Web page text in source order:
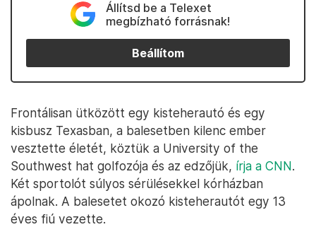
Állítsd be a Telexet
megbízható forrásnak!
Beállítom
Frontálisan ütközött egy kisteherautó és egy
kisbusz Texasban, a balesetben kilenc ember
vesztette életét, köztük a University of the
Southwest hat golfozója és az edzőjük, írja a CNN.
Két sportolót súlyos sérülésekkel kórházban
ápolnak. A balesetet okozó kisteherautót egy 13
éves fiú vezette.